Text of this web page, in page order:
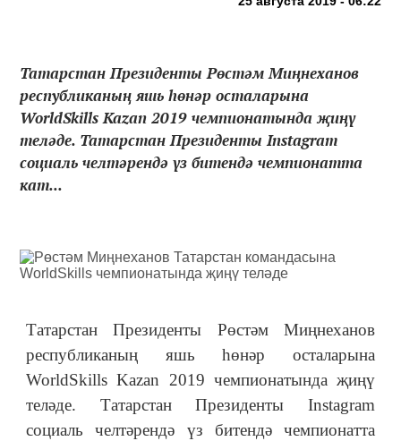
Татарстан Президенты Рөстәм Миңнеханов
республиканың яшь һөнәр осталарына
WorldSkills Kazan 2019 чемпионатында җиңү
теләде. Татарстан Президенты Instagram
социаль челтәрендә үз битендә чемпионатта
кат...
Татарстан Президенты Рөстәм Миңнеханов
республиканың яшь һөнәр осталарына
WorldSkills Kazan 2019 чемпионатында җиңү
теләде. Татарстан Президенты Instagram
социаль челтәрендә үз битендә чемпионатта